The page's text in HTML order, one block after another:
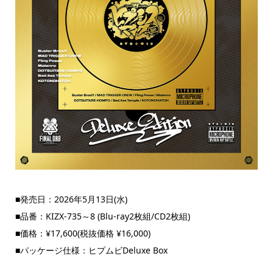
■発売日：2026年5月13日(水)
■品番：KIZX-735～8 (Blu-ray2枚組/CD2枚組)
■価格：¥17,600(税抜価格 ¥16,000)
■パッケージ仕様：ヒプムビDeluxe Box